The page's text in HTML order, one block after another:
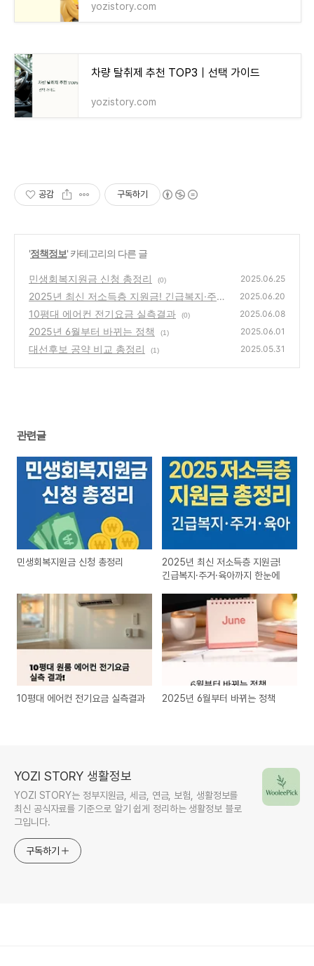
yozistory.com
차량 탈취제 추천 TOP3｜선택 가이드
yozistory.com
공감 구독하기
'정책정보' 카테고리의 다른 글
민생회복지원금 신청 총정리 (0) 2025.06.25
2025년 최신 저소득층 지원금! 긴급복지·주거·
육아까지 한눈에
(0)
2025.06.20
10평대 에어컨 전기요금 실측결과 (0) 2025.06.08
2025년 6월부터 바뀌는 정책 (1) 2025.06.01
대선후보 공약 비교 총정리 (1) 2025.05.31
관련글
민생회복지원금 신청 총정리
2025년 최신 저소득층 지원금!
긴급복지·주거·육아까지 한눈에
10평대 에어컨 전기요금 실측결과 2025년 6월부터 바뀌는 정책
YOZI STORY 생활정보
YOZI STORY는 정부지원금, 세금, 연금, 보험, 생활정보를
최신 공식자료를 기준으로 알기 쉽게 정리하는 생활정보 블로
그입니다.
구독하기